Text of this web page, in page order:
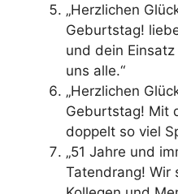
„Herzlichen
Geburtstag!
und dein
uns alle.“
„Herzlichen
Geburtstag! Mit
doppelt so viel
„51 Jahre und
Tatendrang! Wir